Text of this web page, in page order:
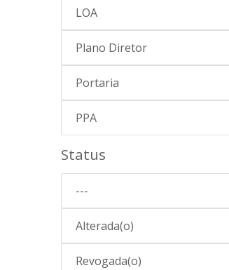
LOA
Plano Diretor
Portaria
PPA
Status
---
Alterada(o)
Revogada(o)